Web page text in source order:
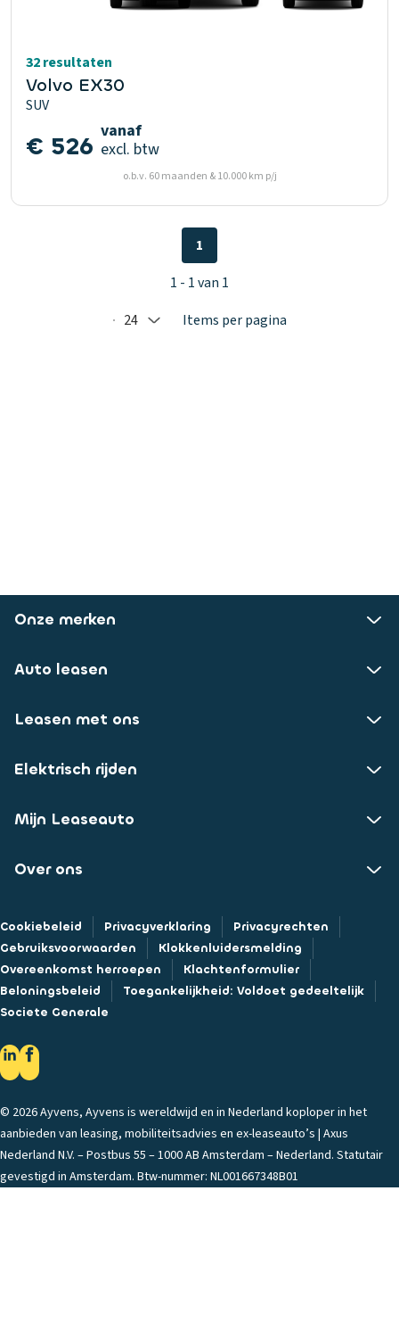
32 resultaten
Volvo EX30
SUV
€ 526 vanaf
excl. btw
o.b.v. 60 maanden & 10.000 km p/j
Selected: 24
24 Items per pagina
1
1 - 1 van 1
Onze merken
Auto leasen
Leasen met ons
Elektrisch rijden
Mijn Leaseauto
Over ons
Cookiebeleid Privacyverklaring
Privacyrechten
Gebruiksvoorwaarden
Klokkenluidersmelding
Overeenkomst herroepen
Klachtenformulier
Beloningsbeleid
Toegankelijkheid: Voldoet gedeeltelijk
Societe Generale
© 2026 Ayvens, Ayvens is wereldwijd en in Nederland koploper in het
aanbieden van leasing, mobiliteitsadvies en ex-leaseauto’s | Axus
Nederland N.V. – Postbus 55 – 1000 AB Amsterdam – Nederland. Statutair
gevestigd in Amsterdam. Btw-nummer: NL001667348B01